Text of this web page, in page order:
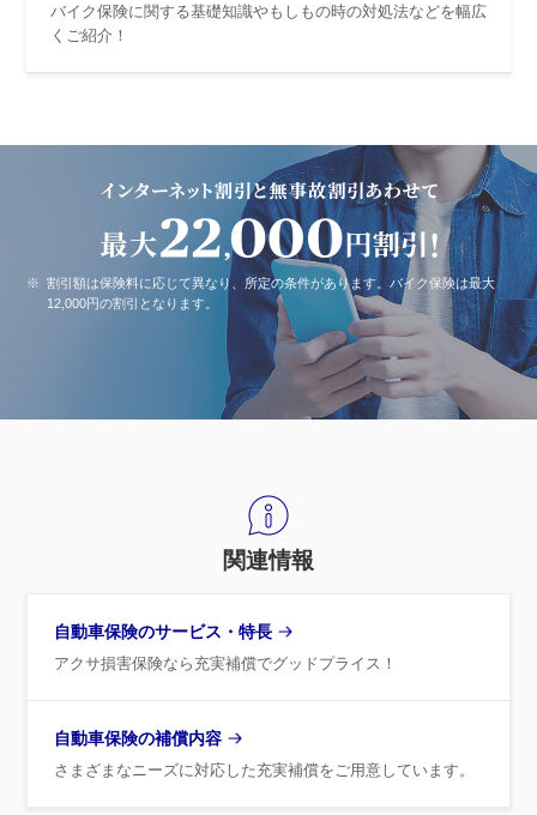
バイク保険に関する基礎知識やもしもの時の対処法などを幅広
くご紹介！
※ 割引額は保険料に応じて異なり、所定の条件があります。バイク保険は最大
12,000円の割引となります。
関連情報
自動車保険のサービス・特長
アクサ損害保険なら充実補償でグッドプライス！
自動車保険の補償内容
さまざまなニーズに対応した充実補償をご用意しています。